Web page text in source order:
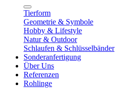
Tierform
Geometrie & Symbole
Hobby & Lifestyle
Natur & Outdoor
Schlaufen & Schlüsselbänder
Sonderanfertigung
Über Uns
Referenzen
Rohlinge